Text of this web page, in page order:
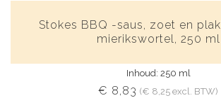
Stokes BBQ -saus, zoet en
mierikswortel, 250 ml
Inhoud: 250 ml
€ 8,83 (€ 8,25 excl. BTW)